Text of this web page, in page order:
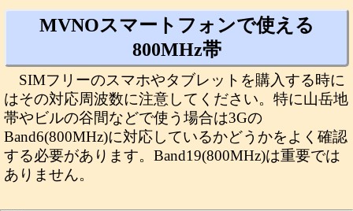
MVNOスマートフォンで使える
800MHz帯
SIMフリーのスマホやタブレットを購入する時に
はその対応周波数に注意してください。特に山岳地
帯やビルの谷間などで使う場合は3Gの
Band6(800MHz)に対応しているかどうかをよく確認
する必要があります。Band19(800MHz)は重要では
ありません。